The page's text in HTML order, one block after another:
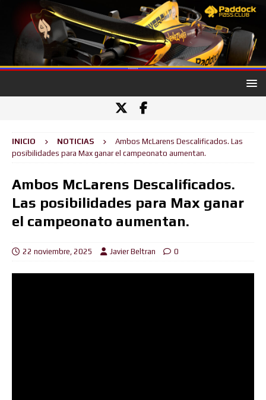
INICIO NOTICIAS
Ambos McLarens Descalificados. Las
posibilidades para Max ganar el campeonato aumentan.
Ambos McLarens Descalificados.
Las posibilidades para Max ganar
el campeonato aumentan.
22 noviembre, 2025 Javier Beltran 0